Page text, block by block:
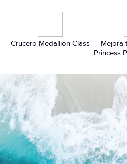
Crucero Medallion Class
Mejora
Princess